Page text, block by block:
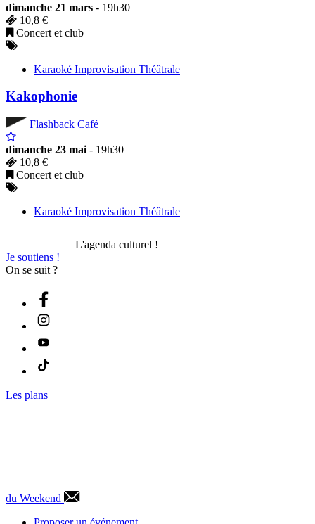
dimanche 21 mars - 19h30
10,8 €
Concert et club
Karaoké Improvisation Théâtrale
Kakophonie
Flashback Café
dimanche 23 mai - 19h30
10,8 €
Concert et club
Karaoké Improvisation Théâtrale
L'agenda culturel !
Je soutiens !
On se suit ?
Les plans
du Weekend